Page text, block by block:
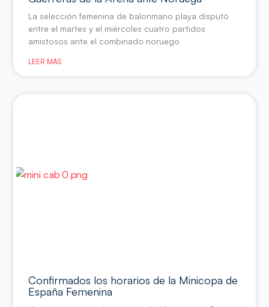
La selección femenina de balonmano playa disputó
entre el martes y el miércoles cuatro partidos
amistosos ante el combinado noruego
LEER MÁS
Confirmados los horarios de la Minicopa de
España Femenina